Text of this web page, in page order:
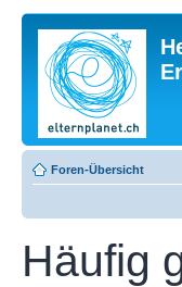
Foren-Übersicht
Häufig